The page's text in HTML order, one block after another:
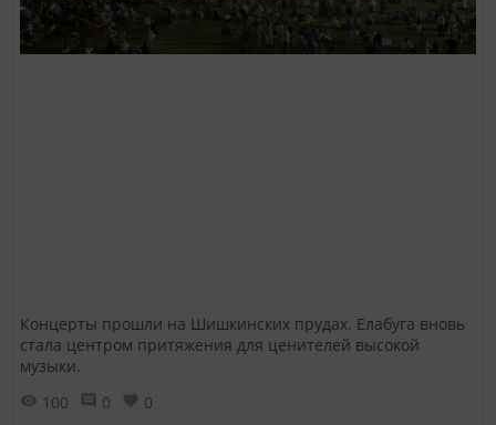
Концерты прошли на Шишкинских прудах. Елабуга вновь
стала центром притяжения для ценителей высокой
музыки.
100
0 0